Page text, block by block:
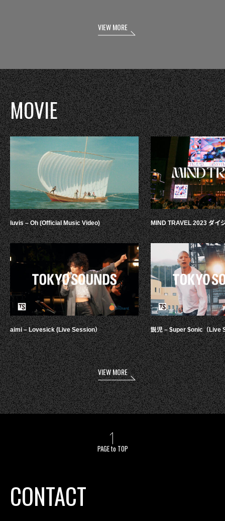
VIEW MORE
MOVIE
luvis – Oh (Official Music Video)
aimi – Lovesick (Live Session）
MIND TRAVEL 2023 ダイ
鋭児 – $uper $onic（Live
VIEW MORE
PAGE to TOP
CONTACT